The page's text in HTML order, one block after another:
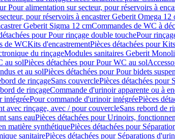
Pour alimentation sur secteur, pour réservoirs à
pour réservoirs à encastrer Geberit Omega 12
Geberit Sigma 12 cmCommandes de WC à
pour Pour rinçage double touchePour
de WCKits d'encastrementPièces détachées pour
du rinçageModules sanitaires Geberit
au solPièces détachées pour Pour WC au sol
et au solPièces détachées pour Pour bidets
de rinçageSans couverclePièces détachées pour
de rinçageCommande d'urinoir apparente ou à
intégréePour commande d'urinoir intégréePièces
avec rinçage, avec / pour couvercleSans rebord de
sans eauPièces détachées pour Urinoirs,
matière synthétiquePièces détachées pour
sanitairePièces détachées pour Séparations